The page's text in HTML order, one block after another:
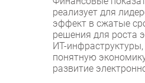
реализует для
эффект в сжатые
решения для роста
ИТ-инфраструктуры,
понятную
развитие